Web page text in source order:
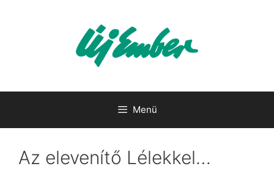
Menü
Az elevenítő Lélekkel…